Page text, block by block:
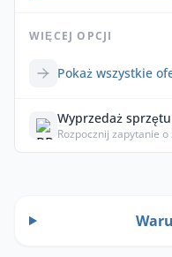
WIĘCEJ OPCJI
Pokaż wszystkie
Wyprzedaż
Rozpocznij zapytanie o